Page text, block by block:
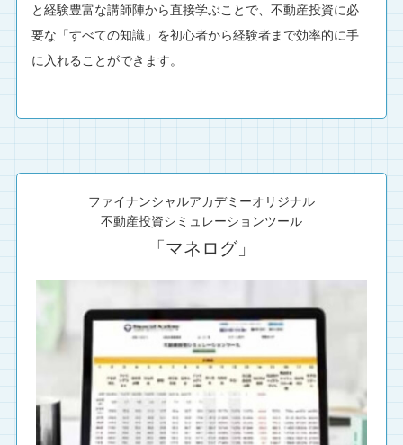
と経験豊富な講師陣から直接学ぶことで、不動産投資に必
要な「すべての知識」を初心者から経験者まで効率的に手
に入れることができます。
ファイナンシャルアカデミーオリジナル
不動産投資シミュレーションツール
「マネログ」